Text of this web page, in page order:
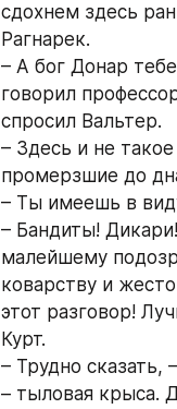
сдохнем здесь
Рагнарек.
– А бог Донар
говорил
спросил Вальтер.
– Здесь и не
промерзшие до
– Ты имеешь в
– Бандиты!
малейшему
коварству и
этот разговор!
Курт.
– Трудно
– тыловая крыса.